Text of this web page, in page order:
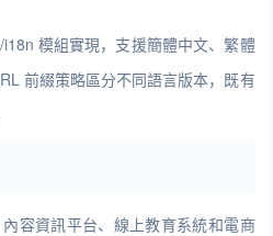
模組實現，支援簡體中文、繁體
前綴策略區分不同語言版本，既有
容資訊平台、線上教育系統和電商